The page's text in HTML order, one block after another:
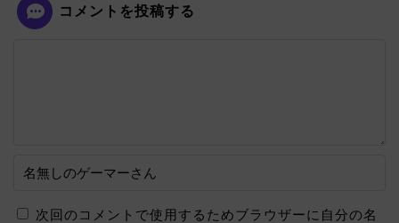
コメントを投稿する
次回のコメントで使用するためブラウザーに自分の名